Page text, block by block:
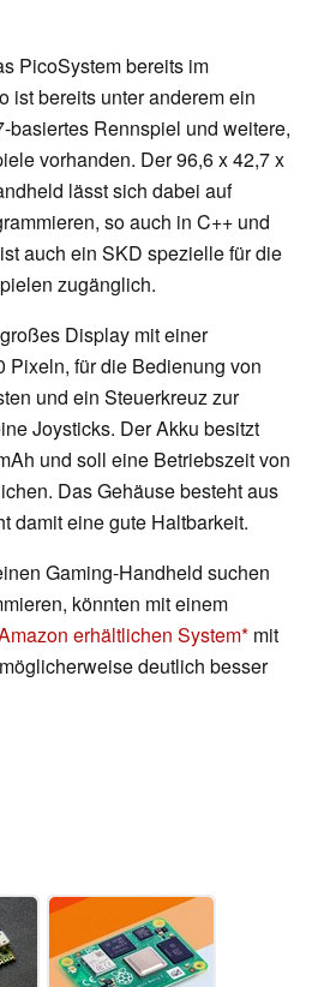
PicoSystem bereits im
ist bereits unter anderem ein
basiertes Rennspiel und weitere,
vorhanden. Der 96,6 x 42,7 x
lässt sich dabei auf
so auch in C++ und
auch ein SKD spezielle für die
zugänglich.
Display mit einer
Pixeln, für die Bedienung von
und ein Steuerkreuz zur
Joysticks. Der Akku besitzt
und soll eine Betriebszeit von
Das Gehäuse besteht aus
damit eine gute Haltbarkeit.
Gaming-Handheld suchen
könnten mit einem
erhältlichen System mit
deutlich besser